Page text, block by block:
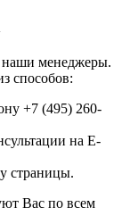
наши менеджеры.
способов:
+7 (495) 260-
на E-
страницы.
Вас по всем